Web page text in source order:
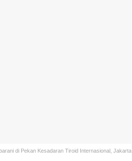
di Pekan Kesadaran Tiroid Internasional, Jakarta